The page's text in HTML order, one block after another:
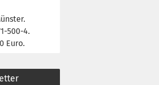
500-4.
Euro.